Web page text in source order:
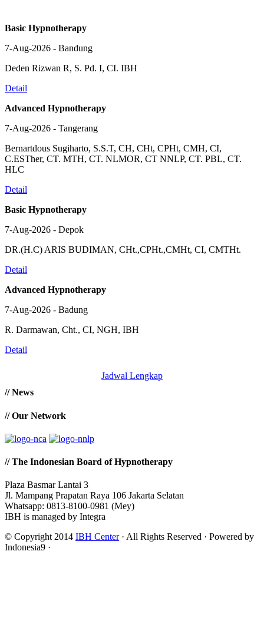
Basic Hypnotherapy
7-Aug-2026 - Bandung
Deden Rizwan R, S. Pd. I, CI. IBH
Detail
Advanced Hypnotherapy
7-Aug-2026 - Tangerang
Bernartdous Sugiharto, S.S.T, CH, CHt, CPHt, CMH, CI,
C.ESTher, CT. MTH, CT. NLMOR, CT NNLP, CT. PBL, CT.
HLC
Detail
Basic Hypnotherapy
7-Aug-2026 - Depok
DR.(H.C) ARIS BUDIMAN, CHt.,CPHt.,CMHt, CI, CMTHt.
Detail
Advanced Hypnotherapy
7-Aug-2026 - Badung
R. Darmawan, Cht., CI, NGH, IBH
Detail
Jadwal Lengkap
// News
// Our Network
// The Indonesian Board of Hypnotherapy
Plaza Basmar Lantai 3
Jl. Mampang Prapatan Raya 106 Jakarta Selatan
Whatsapp: 0813-8100-0981 (Mey)
IBH is managed by Integra
© Copyright 2014 IBH Center· All Rights Reserved · Powered by
Indonesia9 ·